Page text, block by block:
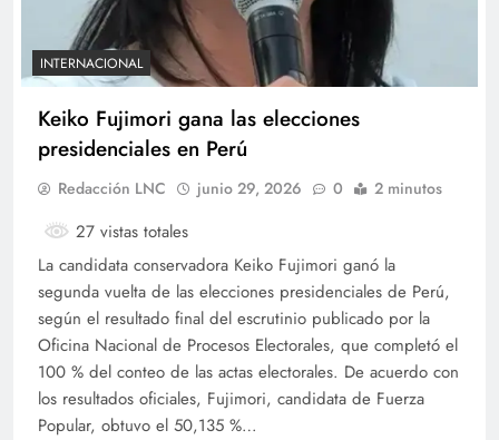
INTERNACIONAL
Keiko Fujimori gana las elecciones
presidenciales en Perú
Redacción LNC junio 29, 2026 0 2 minutos
27 vistas totales
La candidata conservadora Keiko Fujimori ganó la
segunda vuelta de las elecciones presidenciales de Perú,
según el resultado final del escrutinio publicado por la
Oficina Nacional de Procesos Electorales, que completó el
100 % del conteo de las actas electorales. De acuerdo con
los resultados oficiales, Fujimori, candidata de Fuerza
Popular, obtuvo el 50,135 %…